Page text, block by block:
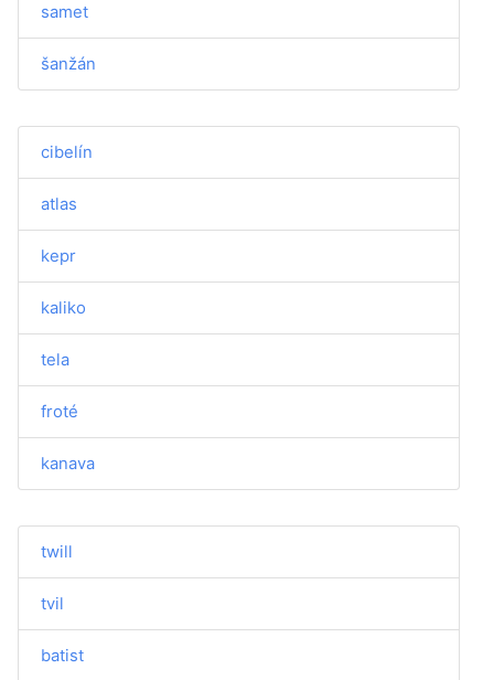
samet
šanžán
cibelín
atlas
kepr
kaliko
tela
froté
kanava
twill
tvil
batist